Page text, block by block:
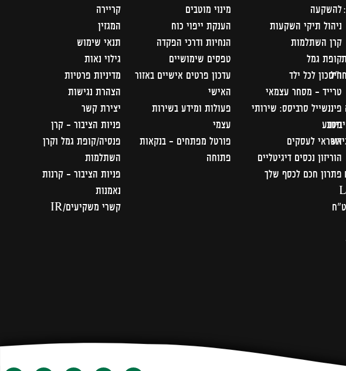
להשקעה
ניהול תיקי השקעות
קרן השתלמות
קופת גמל
חיסכון לכל ילד
טרייד - מסחר עצמאי
פיננשייל סרביסס: שירותי
מטבע
אשראי לעסקים
הוריזון נכסים דיגיטליים
פתרון חכם לכסף שלך
מינוי מוטבים
הענקת ייפוי כוח
הנחיות ודרכי הפקדה
טפסים שימושיים
עדכון פרטים אישיים באזור
האישי
פעולות ומידע בשירות
עצמי
פורטל מפתחים – בנקאות
פתוחה
קריירה
המגזין
תנאי שימוש
גילוי נאות
מדיניות פרטיות
הצהרת נגישות
יצירת קשר
פניות הציבור – קרן
פנסיה/קופת גמל וקרן
השתלמות
פניות הציבור - קרנות
נאמנות
קשרי משקיעים/IR